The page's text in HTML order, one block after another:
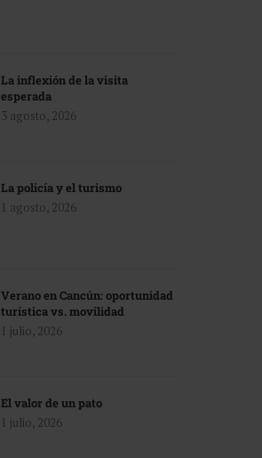
La inflexión de la visita
esperada
3 agosto, 2026
La policía y el turismo
1 agosto, 2026
Verano en Cancún: oportunidad
turística vs. movilidad
1 julio, 2026
El valor de un pato
1 julio, 2026